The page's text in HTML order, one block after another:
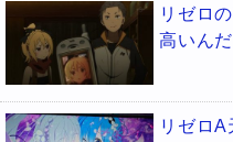
リゼロ
高いん
リゼロ